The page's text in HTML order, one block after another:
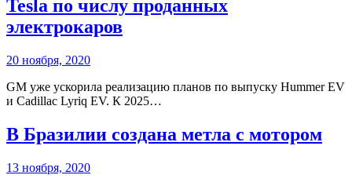
Tesla по числу проданных
электрокаров
20 ноября, 2020
GM уже ускорила реализацию планов по выпуску Hummer EV
и Cadillac Lyriq EV. К 2025…
В Бразилии создана метла с мотором
13 ноября, 2020